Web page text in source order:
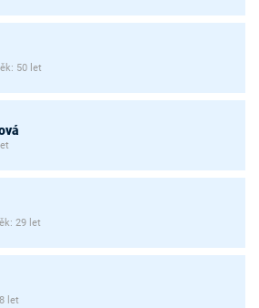
50 let
29 let
let